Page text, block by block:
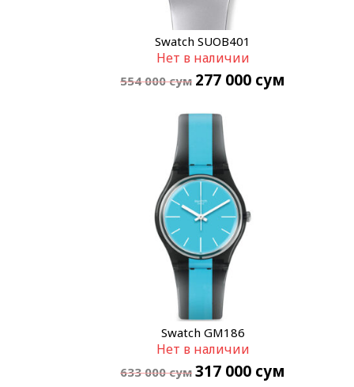
Swatch SUOB401
Нет в наличии
554 000сум 277 000 сум
Swatch GM186
Нет в наличии
633 000сум 317 000 сум